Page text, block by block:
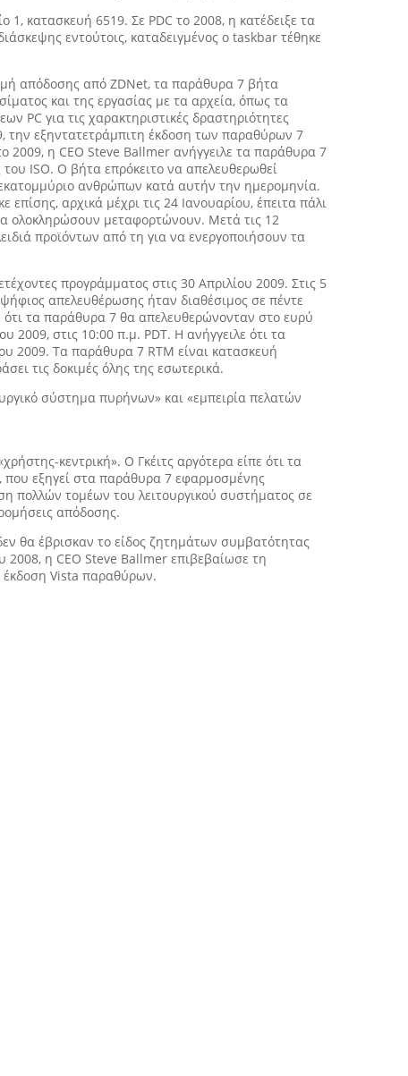
1, κατασκευή 6519. Σε PDC το 2008, η κατέδειξε τα
εντούτοις, καταδειγμένος ο taskbar τέθηκε
απόδοσης από ZDNet, τα παράθυρα 7 βήτα
και της εργασίας με τα αρχεία, όπως τα
PC για τις χαρακτηριστικές δραστηριότητες
την εξηντατετράμπιτη έκδοση των παραθύρων 7
2009, η CEO Steve Ballmer ανήγγειλε τα παράθυρα 7
ISO. Ο βήτα επρόκειτο να απελευθερωθεί
ανθρώπων κατά αυτήν την ημερομηνία.
αρχικά μέχρι τις 24 Ιανουαρίου, έπειτα πάλι
ολοκληρώσουν μεταφορτώνουν. Μετά τις 12
προϊόντων από τη για να ενεργοποιήσουν τα
προγράμματος στις 30 Απριλίου 2009. Στις 5
απελευθέρωσης ήταν διαθέσιμος σε πέντε
τα παράθυρα 7 θα απελευθερώνονταν στο ευρύ
στις 10:00 π.μ. PDT. Η ανήγγειλε ότι τα
2009. Τα παράθυρα 7 RTM είναι κατασκευή
τις δοκιμές όλης της εσωτερικά.
σύστημα πυρήνων» και «εμπειρία πελατών
κεντρική». Ο Γκέιτς αργότερα είπε ότι τα
που εξηγεί στα παράθυρα 7 εφαρμοσμένης
πολλών τομέων του λειτουργικού συστήματος σε
απόδοσης.
θα έβρισκαν το είδος ζητημάτων συμβατότητας
η CEO Steve Ballmer επιβεβαίωσε τη
Vista παραθύρων.